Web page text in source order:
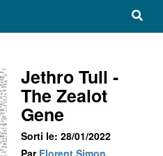
Jethro Tull -
The Zealot
Gene
Sorti le: 28/01/2022
Par Florent Simon